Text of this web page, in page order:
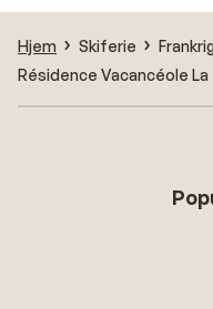
Hjem Skiferie Frankrig
Résidence Vacancéole